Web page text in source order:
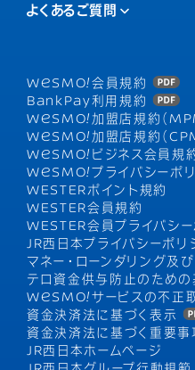
よくあるご質問
WESMO!会員規約
BankPay利用規約
WESMO!加盟店規約（
WESMO!加盟店規約（
WESMO! ビジネス会員規
WESMO!プライバシーポ
WESTERポイント規約
WESTER会員規約
WESTER会員プライバシ
JR西日本プライバシーポリ
マネー・ローンダリング及び
テロ資金供与防止のため
WESMO!サービスの不正
資金決済法に基づく表示
資金決済法に基づく重要事
JR西日本ホームページ